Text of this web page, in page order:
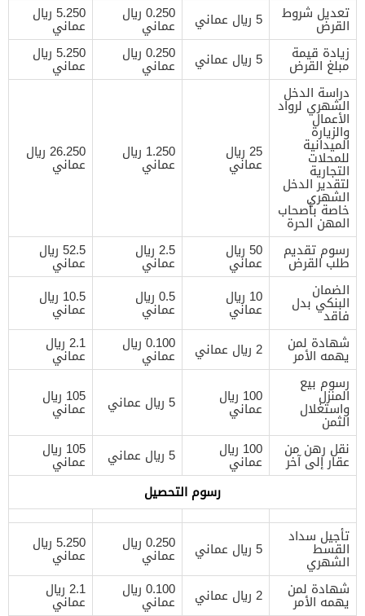
تعديل شروط
القرض 5 ريال عماني 0.250 ريال
عماني
5.250 ريال
عماني
زيادة قيمة
مبلغ القرض 5 ريال عماني 0.250 ريال
عماني
5.250 ريال
عماني
دراسة الدخل
الشهري لرواد
الأعمال
والزيارة
الميدانية
للمحلات
التجارية
لتقدير الدخل
الشهري
خاصة بأصحاب
المهن الحرة
25 ريال
عماني
1.250 ريال
عماني
26.250 ريال
عماني
رسوم تقديم
طلب القرض
50 ريال
عماني
2.5 ريال
عماني
52.5 ريال
عماني
الضمان
البنكي بدل
فاقد
10 ريال
عماني
0.5 ريال
عماني
10.5 ريال
عماني
شهادة لمن
يهمه الأمر 2 ريال عماني 0.100 ريال
عماني
2.1 ريال
عماني
رسوم بيع
المنزل
واستغلال
الثمن
100 ريال
عماني 5 ريال عماني 105 ريال
عماني
نقل رهن من
عقار إلى آخر
100 ريال
عماني 5 ريال عماني 105 ريال
عماني
رسوم التحصيل
تأجيل سداد
القسط
الشهري
5 ريال عماني 0.250 ريال
عماني
5.250 ريال
عماني
شهادة لمن
يهمه الأمر 2 ريال عماني 0.100 ريال
عماني
2.1 ريال
عماني